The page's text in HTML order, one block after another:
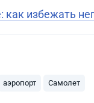
избежать
аэропорт Самолет